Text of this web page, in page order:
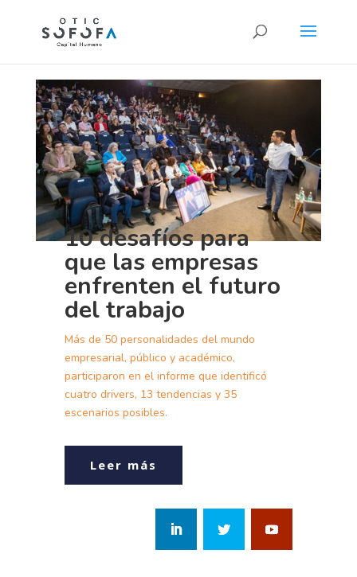
10 desafíos para
que las empresas
enfrenten el futuro
del trabajo
Más de 50 personalidades del mundo
empresarial, público y académico,
participaron en el informe que identificó
cuatro drivers, 13 tendencias y 35
escenarios posibles.
Leer más